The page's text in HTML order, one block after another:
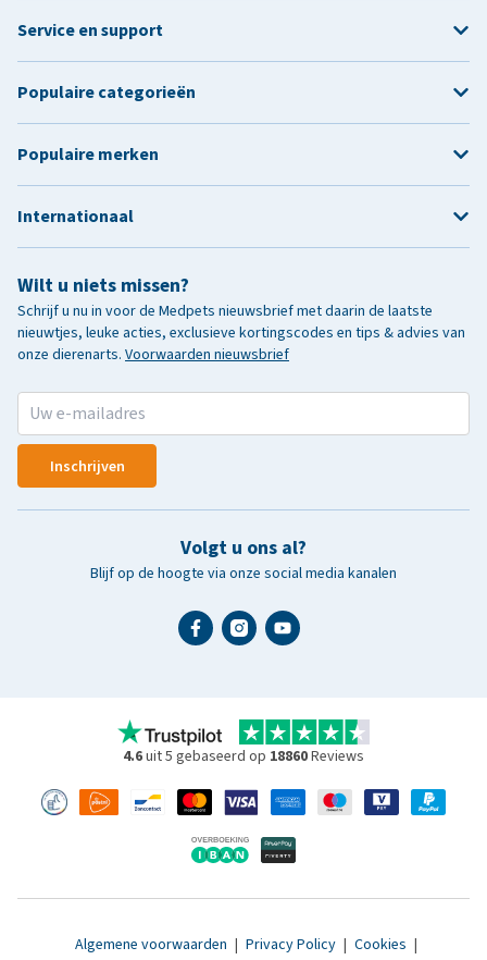
Wilt u niets missen?
Schrijf u nu in voor de Medpets nieuwsbrief met daarin de laatste
nieuwtjes, leuke acties, exclusieve kortingscodes en tips & advies van
onze dierenarts. Voorwaarden nieuwsbrief
Inschrijven
Volgt u ons al?
Blijf op de hoogte via onze social media kanalen
Service en support
Populaire categorieën
Populaire merken
Internationaal
4.6uit 5 gebaseerd op 18860Reviews
Algemene voorwaarden | Privacy Policy | Cookies |